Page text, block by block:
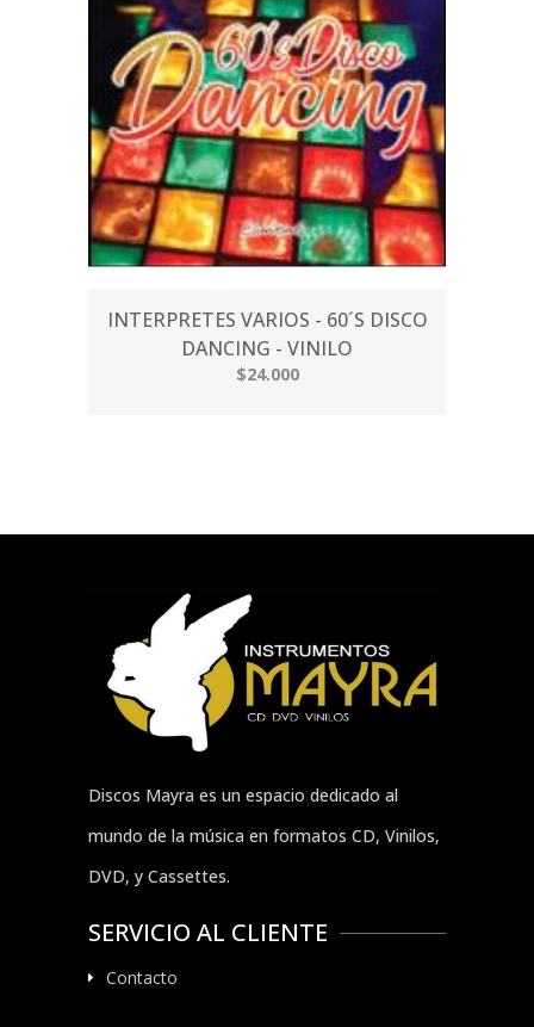
INTERPRETES VARIOS - 60´S DISCO
DANCING - VINILO
$24.000
Discos Mayra es un espacio dedicado al
mundo de la música en formatos CD, Vinilos,
DVD, y Cassettes.
SERVICIO AL CLIENTE
Contacto